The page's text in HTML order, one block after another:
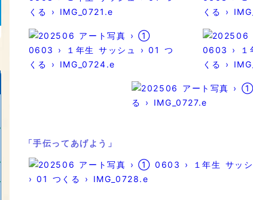
「手伝ってあげよう」